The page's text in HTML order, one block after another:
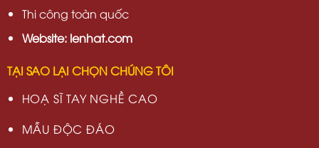
Thi công toàn quốc
Website: lenhat.com
TẠI SAO LẠI CHỌN CHÚNG TÔI
HOẠ SĨ TAY NGHỀ CAO
MẪU ĐỘC ĐÁO